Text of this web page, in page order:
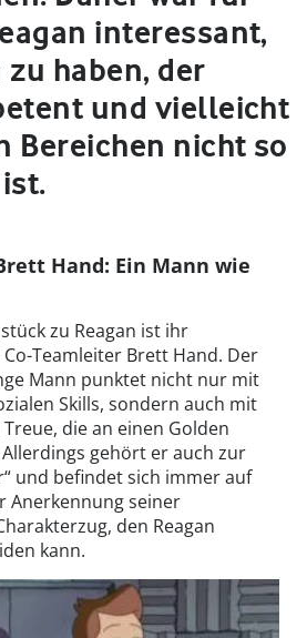
interessant,
haben, der
und vielleicht
Bereichen nicht so
Hand: Ein Mann wie
zu Reagan ist ihr
Teamleiter Brett Hand. Der
Mann punktet nicht nur mit
Skills, sondern auch mit
die an einen Golden
gehört er auch zur
und befindet sich immer auf
Anerkennung seiner
den Reagan
kann.